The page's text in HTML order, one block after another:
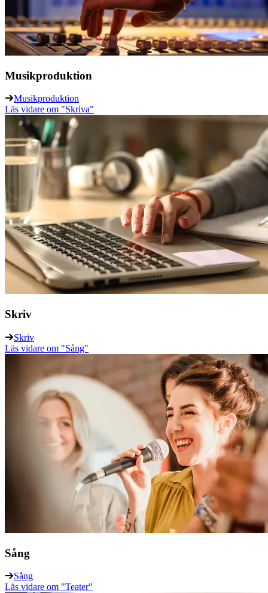
Musikproduktion
Musikproduktion
Läs vidare om "Skriva"
Skriv
Skriv
Läs vidare om "Sång"
Sång
Sång
Läs vidare om "Teater"